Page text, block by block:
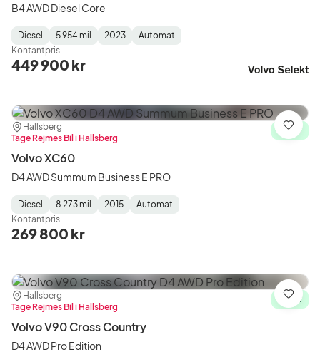
B4 AWD Diesel Core
Fuel
Type:
Diesel
Mätarställning:
5 954 mil
Model
Year:
2023
Gearbox
Type:
Automat
Kontantpris
449 900 kr
Plats:
Hallsberg
Återförsäljare:
Tage Rejmes Bil i Hallsberg
I lager
Volvo XC60
D4 AWD Summum Business E PRO
Fuel
Type:
Diesel
Mätarställning:
8 273 mil
Model
Year:
2015
Gearbox
Type:
Automat
Kontantpris
269 800 kr
Spara
Plats:
Hallsberg
Återförsäljare:
Tage Rejmes Bil i Hallsberg
I lager
Volvo V90 Cross Country
D4 AWD Pro Edition
Spara